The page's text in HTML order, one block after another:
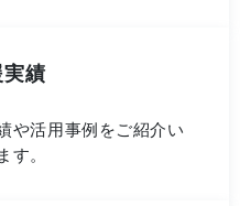
績
や活用事例をご紹介い
す。